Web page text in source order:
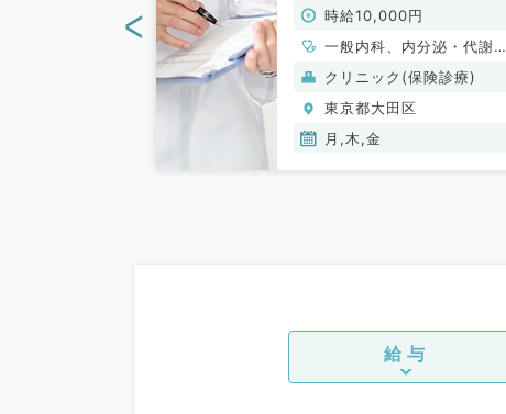
／非常勤）
時給10,000円
一般内科、内分泌・代謝内
科
クリニック(保険診療)
東京都大田区
月,木,金
<
給与